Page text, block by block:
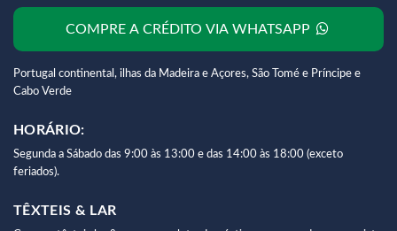
COMPRE A CRÉDITO VIA WHATSAPP
Portugal continental, ilhas da Madeira e Açores, São Tomé e Príncipe e
Cabo Verde
HORÁRIO:
Segunda a Sábado das 9:00 às 13:00 e das 14:00 às 18:00 (exceto
feriados).
TÊXTEIS & LAR